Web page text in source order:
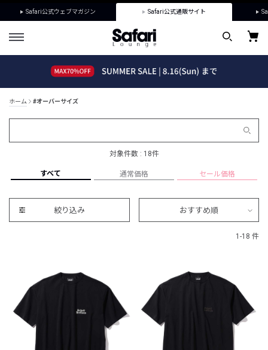
Safari公式ウェブマガジン Safari公式通販サイト
ホーム #オーバーサイズ
対象件数 : 18件
すべて 通常価格 セール価格
絞り込み おすすめ順
1-18 件